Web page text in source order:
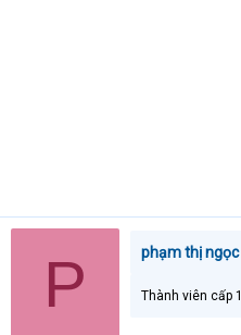
P phạm thị ngọc
Thành viên cấp 1